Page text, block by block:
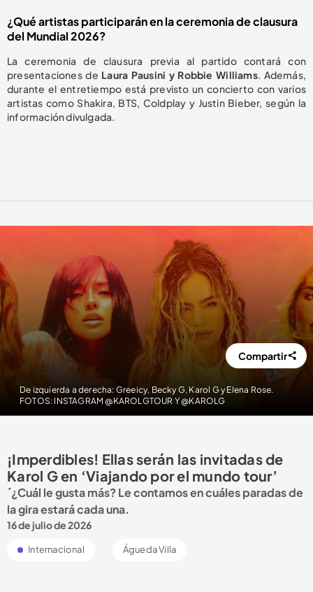
¿Qué artistas participarán en la ceremonia de clausura
del Mundial 2026?
La ceremonia de clausura previa al partido contará con
presentaciones de Laura Pausini y Robbie Williams. Además,
durante el entretiempo está previsto un concierto con varios
artistas como Shakira, BTS, Coldplay y Justin Bieber, según la
información divulgada.
De izquierda a derecha: Greeicy, Becky G, Karol G y Elena Rose.
FOTOS: INSTAGRAM @KAROLGTOUR Y @KAROLG
Compartir
¡Imperdibles! Ellas serán las invitadas de
Karol G en ‘Viajando por el mundo tour’
´¿Cuál le gusta más? Le contamos en cuáles paradas de
la gira estará cada una.
16 de julio de 2026
Internacional Águeda Villa